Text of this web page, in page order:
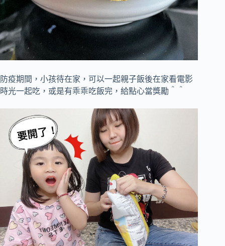
防疫期間，小孩待在家，可以一起親子飯後在家看電影
時光一起吃，或是有乖乖吃飯完，給點心當獎勵＾＾